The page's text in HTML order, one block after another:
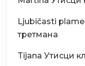
Ljubičasti
третмана
Tijana Утисци